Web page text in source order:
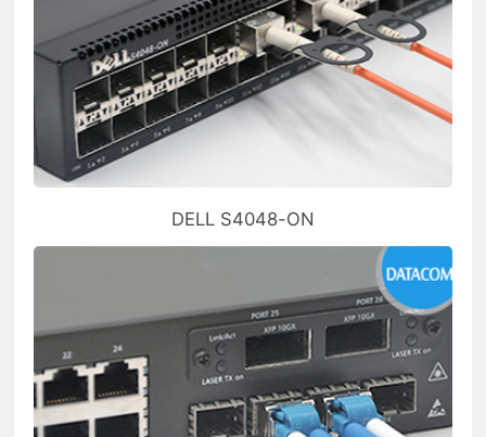
DELL S4048-ON